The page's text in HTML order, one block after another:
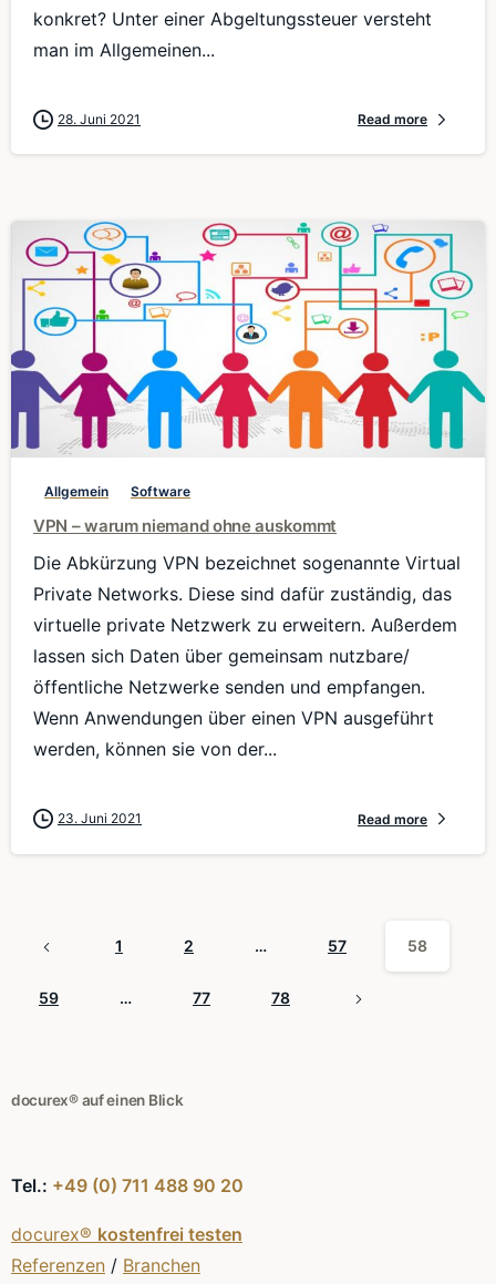
konkret? Unter einer Abgeltungssteuer versteht
man im Allgemeinen...
28. Juni 2021 Read more
0
Allgemein Software
VPN – warum niemand ohne auskommt
Die Abkürzung VPN bezeichnet sogenannte Virtual
Private Networks. Diese sind dafür zuständig, das
virtuelle private Netzwerk zu erweitern. Außerdem
lassen sich Daten über gemeinsam nutzbare/
öffentliche Netzwerke senden und empfangen.
Wenn Anwendungen über einen VPN ausgeführt
werden, können sie von der...
23. Juni 2021 Read more
1 2 … 57 58
59 … 77 78
docurex® auf einen Blick
Tel.: +49 (0) 711 488 90 20
docurex® kostenfrei testen
Referenzen / Branchen